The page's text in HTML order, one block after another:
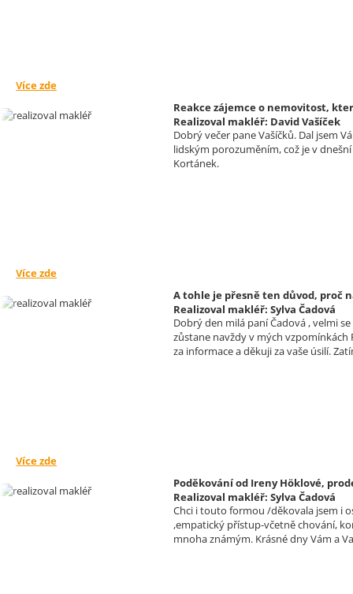
Více zde
Reakce zájemce o nemovitost,
Realizoval makléř: David Vašíček
Dobrý večer pane Vašíčků. Dal jsem
lidským porozuměním, což je v
Kortánek.
Více zde
A tohle je přesně ten důvod, proč
Realizoval makléř: Sylva Čadová
Dobrý den milá paní Čadová , velmi
zůstane navždy v mých vzpomínkách
za informace a děkuji za vaše úsilí.
Více zde
Poděkování od Ireny Höklové,
Realizoval makléř: Sylva Čadová
Chci i touto formou /děkovala jsem i
,empatický přístup-včetně chování,
mnoha známým. Krásné dny Vám a